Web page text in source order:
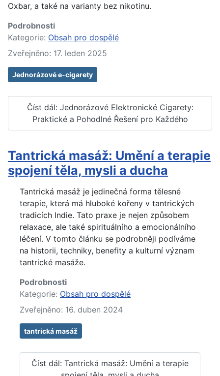
Oxbar, a také na varianty bez nikotinu.
Podrobnosti
Kategorie: Obsah pro dospělé
Zveřejněno: 17. leden 2025
Jednorázové e-cigarety
Číst dál: Jednorázové Elektronické Cigarety:
Praktické a Pohodlné Řešení pro Každého
Tantrická masáž: Umění a terapie
spojení těla, mysli a ducha
Tantrická masáž je jedinečná forma tělesné
terapie, která má hluboké kořeny v tantrických
tradicích Indie. Tato praxe je nejen způsobem
relaxace, ale také spirituálního a emocionálního
léčení. V tomto článku se podrobněji podíváme
na historii, techniky, benefity a kulturní význam
tantrické masáže.
Podrobnosti
Kategorie: Obsah pro dospělé
Zveřejněno: 16. duben 2024
tantrická masáž
Číst dál: Tantrická masáž: Umění a terapie